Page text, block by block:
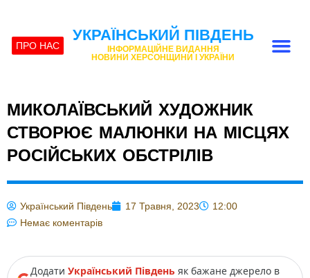
ПРО НАС
УКРАЇНСЬКИЙ ПІВДЕНЬ
ІНФОРМАЦІЙНЕ ВИДАННЯ
НОВИНИ ХЕРСОНЩИНИ І УКРАЇНИ
МИКОЛАЇВСЬКИЙ ХУДОЖНИК
СТВОРЮЄ МАЛЮНКИ НА МІСЦЯХ
РОСІЙСЬКИХ ОБСТРІЛІВ
Український Південь 17 Травня, 2023
12:00
Немає коментарів
Додати Український Південь як бажане джерело в